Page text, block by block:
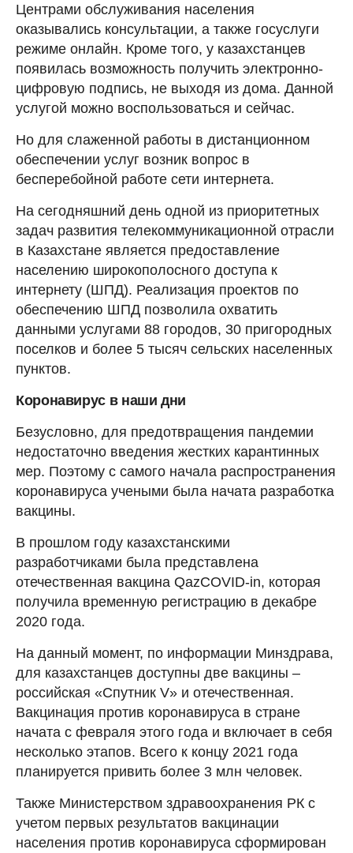
Центрами обслуживания населения
оказывались консультации, а также госуслуги
режиме онлайн. Кроме того, у казахстанцев
появилась возможность получить электронно-
цифровую подпись, не выходя из дома. Данной
услугой можно воспользоваться и сейчас.
Но для слаженной работы в дистанционном
обеспечении услуг возник вопрос в
бесперебойной работе сети интернета.
На сегодняшний день одной из приоритетных
задач развития телекоммуникационной отрасли
в Казахстане является предоставление
населению широкополосного доступа к
интернету (ШПД). Реализация проектов по
обеспечению ШПД позволила охватить
данными услугами 88 городов, 30 пригородных
поселков и более 5 тысяч сельских населенных
пунктов.
Коронавирус в наши дни
Безусловно, для предотвращения пандемии
недостаточно введения жестких карантинных
мер. Поэтому с самого начала распространения
коронавируса учеными была начата разработка
вакцины.
В прошлом году казахстанскими
разработчиками была представлена
отечественная вакцина QazCOVID-in, которая
получила временную регистрацию в декабре
2020 года.
На данный момент, по информации Минздрава,
для казахстанцев доступны две вакцины –
российская «Спутник V» и отечественная.
Вакцинация против коронавируса в стране
начата с февраля этого года и включает в себя
несколько этапов. Всего к концу 2021 года
планируется привить более 3 млн человек.
Также Министерством здравоохранения РК с
учетом первых результатов вакцинации
населения против коронавируса сформирован